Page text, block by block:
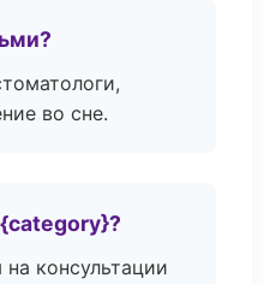
во сне.
консультации